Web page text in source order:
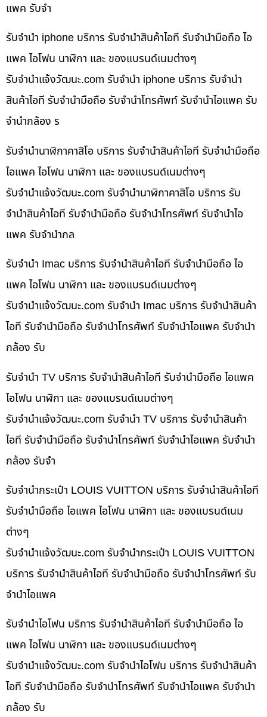
แพค รับจำ
รับจำนำ iphone บริการ รับจำนำสินค้าไอที รับจำนำมือถือ ไอ
แพค ไอโฟน นาฬิกา และ ของแบรนด์เนมต่างๆ
รับจํานําแจ้งวัฒนะ.com รับจำนำ iphone บริการ รับจำนำ
สินค้าไอที รับจำนำมือถือ รับจำนำโทรศัพท์ รับจำนำไอแพค รับ
จำนำกล้อง ร
รับจำนำนาฬิกาคาสิโอ บริการ รับจำนำสินค้าไอที รับจำนำมือถือ
ไอแพค ไอโฟน นาฬิกา และ ของแบรนด์เนมต่างๆ
รับจํานําแจ้งวัฒนะ.com รับจำนำนาฬิกาคาสิโอ บริการ รับ
จำนำสินค้าไอที รับจำนำมือถือ รับจำนำโทรศัพท์ รับจำนำไอ
แพค รับจำนำกล
รับจำนำ Imac บริการ รับจำนำสินค้าไอที รับจำนำมือถือ ไอ
แพค ไอโฟน นาฬิกา และ ของแบรนด์เนมต่างๆ
รับจํานําแจ้งวัฒนะ.com รับจำนำ Imac บริการ รับจำนำสินค้า
ไอที รับจำนำมือถือ รับจำนำโทรศัพท์ รับจำนำไอแพค รับจำนำ
กล้อง รับ
รับจำนำ TV บริการ รับจำนำสินค้าไอที รับจำนำมือถือ ไอแพค
ไอโฟน นาฬิกา และ ของแบรนด์เนมต่างๆ
รับจํานําแจ้งวัฒนะ.com รับจำนำ TV บริการ รับจำนำสินค้า
ไอที รับจำนำมือถือ รับจำนำโทรศัพท์ รับจำนำไอแพค รับจำนำ
กล้อง รับจำ
รับจำนำกระเป๋า LOUIS VUITTON บริการ รับจำนำสินค้าไอที
รับจำนำมือถือ ไอแพค ไอโฟน นาฬิกา และ ของแบรนด์เนม
ต่างๆ
รับจํานําแจ้งวัฒนะ.com รับจำนำกระเป๋า LOUIS VUITTON
บริการ รับจำนำสินค้าไอที รับจำนำมือถือ รับจำนำโทรศัพท์ รับ
จำนำไอแพค
รับจำนำไอโฟน บริการ รับจำนำสินค้าไอที รับจำนำมือถือ ไอ
แพค ไอโฟน นาฬิกา และ ของแบรนด์เนมต่างๆ
รับจํานําแจ้งวัฒนะ.com รับจำนำไอโฟน บริการ รับจำนำสินค้า
ไอที รับจำนำมือถือ รับจำนำโทรศัพท์ รับจำนำไอแพค รับจำนำ
กล้อง รับ